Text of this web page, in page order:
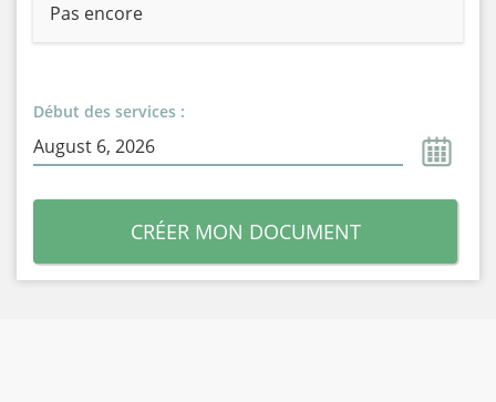
Pas encore
Début des services :
CRÉER MON DOCUMENT